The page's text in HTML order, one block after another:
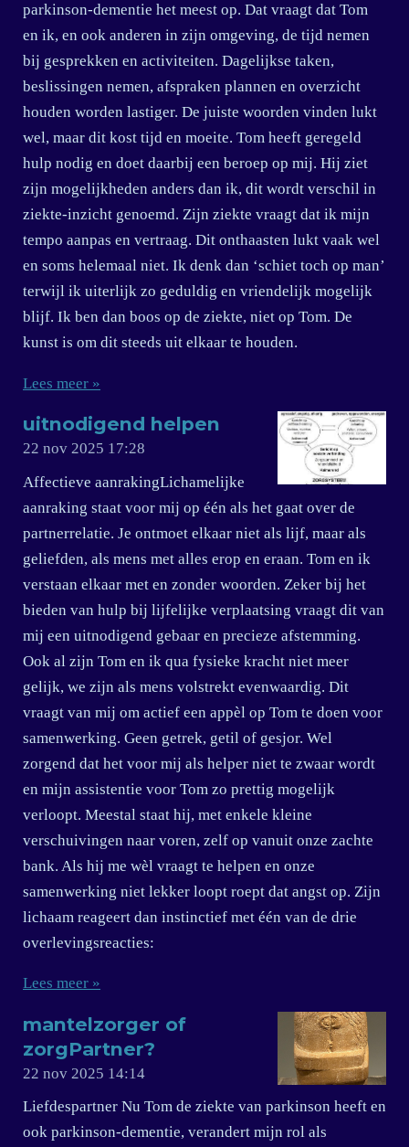
parkinson-dementie het meest op. Dat vraagt dat Tom
en ik, en ook anderen in zijn omgeving, de tijd nemen
bij gesprekken en activiteiten. Dagelijkse taken,
beslissingen nemen, afspraken plannen en overzicht
houden worden lastiger. De juiste woorden vinden lukt
wel, maar dit kost tijd en moeite. Tom heeft geregeld
hulp nodig en doet daarbij een beroep op mij. Hij ziet
zijn mogelijkheden anders dan ik, dit wordt verschil in
ziekte-inzicht genoemd. Zijn ziekte vraagt dat ik mijn
tempo aanpas en vertraag. Dit onthaasten lukt vaak wel
en soms helemaal niet. Ik denk dan ‘schiet toch op man’
terwijl ik uiterlijk zo geduldig en vriendelijk mogelijk
blijf. Ik ben dan boos op de ziekte, niet op Tom. De
kunst is om dit steeds uit elkaar te houden.
Lees meer »
uitnodigend helpen
22 nov 2025 17:28
Affectieve aanrakingLichamelijke
aanraking staat voor mij op één als het gaat over de
partnerrelatie. Je ontmoet elkaar niet als lijf, maar als
geliefden, als mens met alles erop en eraan. Tom en ik
verstaan elkaar met en zonder woorden. Zeker bij het
bieden van hulp bij lijfelijke verplaatsing vraagt dit van
mij een uitnodigend gebaar en precieze afstemming.
Ook al zijn Tom en ik qua fysieke kracht niet meer
gelijk, we zijn als mens volstrekt evenwaardig. Dit
vraagt van mij om actief een appèl op Tom te doen voor
samenwerking. Geen getrek, getil of gesjor. Wel
zorgend dat het voor mij als helper niet te zwaar wordt
en mijn assistentie voor Tom zo prettig mogelijk
verloopt. Meestal staat hij, met enkele kleine
verschuivingen naar voren, zelf op vanuit onze zachte
bank. Als hij me wèl vraagt te helpen en onze
samenwerking niet lekker loopt roept dat angst op. Zijn
lichaam reageert dan instinctief met één van de drie
overlevingsreacties:
Lees meer »
mantelzorger of
zorgPartner?
22 nov 2025 14:14
Liefdespartner Nu Tom de ziekte van parkinson heeft en
ook parkinson-dementie, verandert mijn rol als